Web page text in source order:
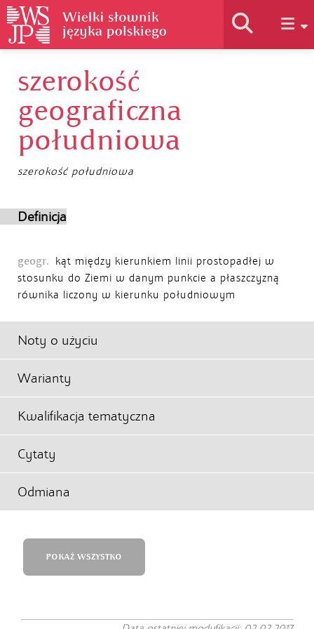
Historia słownika
Podstawy naukowe
szerokość
geograficzna
południowa
szerokość południowa
Definicja
geogr.
kąt między kierunkiem linii prostopadłej w
stosunku do Ziemi w danym punkcie a płaszczyzną
równika liczony w kierunku południowym
Noty o użyciu
Warianty
Kwalifikacja tematyczna
Cytaty
Odmiana
POKAŻ WSZYSTKO